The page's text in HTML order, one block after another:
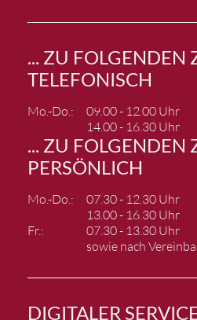
... ZU FOLGENDEN
TELEFONISCH
Mo.-Do.:
09.00 - 12.00 Uhr
14.00 - 16.30 Uhr
... ZU FOLGENDEN
PERSÖNLICH
Mo.-Do.:
07.30 - 12.30 Uhr
13.00 - 16.30 Uhr
Fr.:
07.30 - 13.30 Uhr
sowie nach
DIGITALER